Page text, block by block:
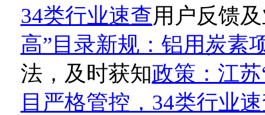
34类行业速查用户反馈
高”目录新规：铝用炭素
法，及时获知政策：江
目严格管控，34类行业